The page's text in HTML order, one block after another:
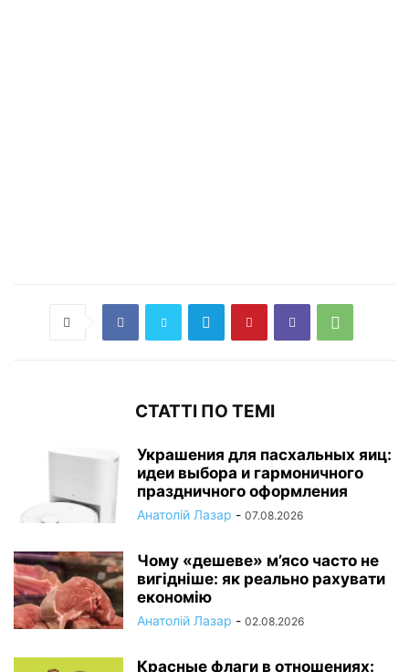
СТАТТІ ПО ТЕМІ
Украшения для пасхальных яиц:
идеи выбора и гармоничного
праздничного оформления
Анатолій Лазар - 07.08.2026
Чому «дешеве» м’ясо часто не
вигідніше: як реально рахувати
економію
Анатолій Лазар - 02.08.2026
Красные флаги в отношениях: